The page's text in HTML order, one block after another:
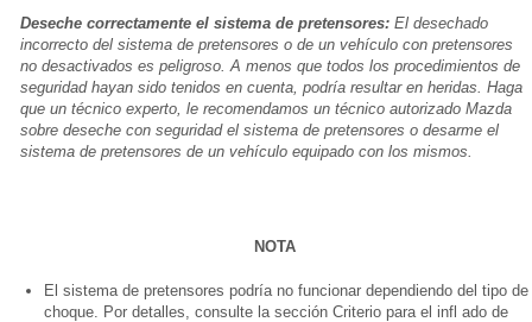
Deseche correctamente el sistema de pretensores: El desechado
incorrecto del sistema de pretensores o de un vehículo con pretensores
no desactivados es peligroso. A menos que todos los procedimientos de
seguridad hayan sido tenidos en cuenta, podría resultar en heridas. Haga
que un técnico experto, le recomendamos un técnico autorizado Mazda
sobre deseche con seguridad el sistema de pretensores o desarme el
sistema de pretensores de un vehículo equipado con los mismos.
NOTA
El sistema de pretensores podría no funcionar dependiendo del tipo de
choque. Por detalles, consulte la sección Criterio para el infl ado de